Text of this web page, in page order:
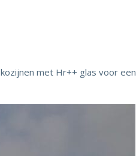
met Hr++ glas voor een